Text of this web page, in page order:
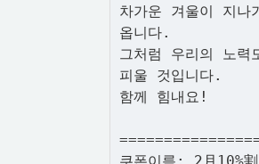
차가운 겨울이 지나
옵니다.
그처럼 우리의 노력
피울 것입니다.
함께 힘내요!